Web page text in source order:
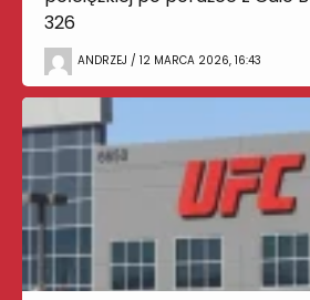
326
ANDRZEJ / 12 MARCA 2026, 16:43